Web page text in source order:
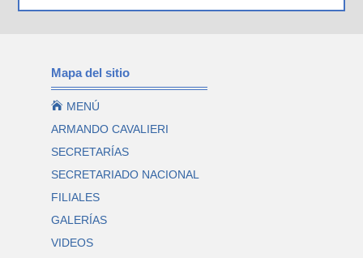
Mapa del sitio
 MENÚ
ARMANDO CAVALIERI
SECRETARÍAS
SECRETARIADO NACIONAL
FILIALES
GALERÍAS
VIDEOS